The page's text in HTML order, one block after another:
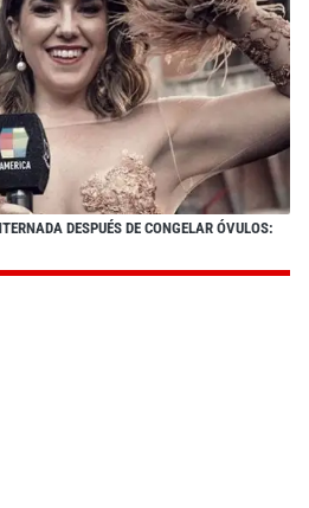
DESPUÉS DE CONGELAR ÓVULOS: